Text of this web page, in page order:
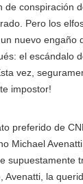
de conspiración
Pero los
nuevo engaño
el escándalo
vez,
impostor!
preferido de
Michael
supuestamente
Avenatti, la